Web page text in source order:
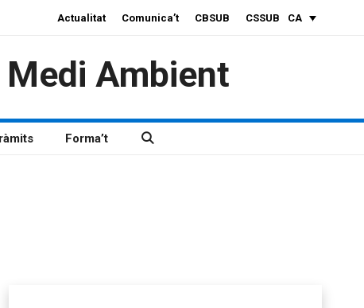
CA
Actualitat Comunica’t CBSUB CSSUB
Ambient
Forma’t